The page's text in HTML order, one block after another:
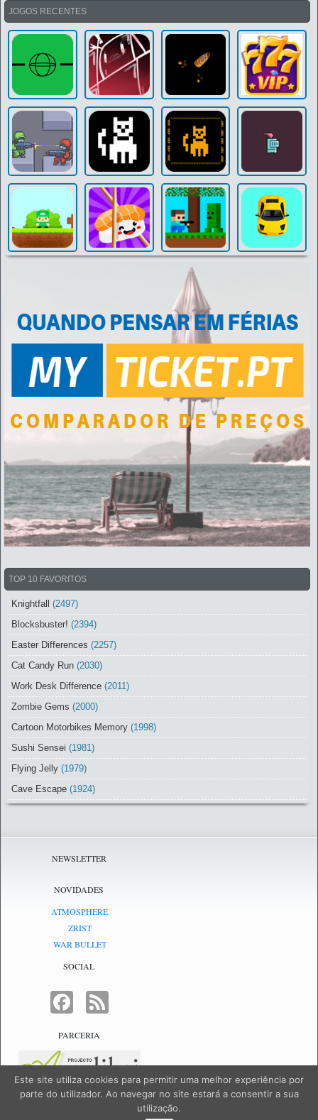
JOGOS RECENTES
TOP 10 FAVORITOS
Knightfall (2497)
Blocksbuster! (2394)
Easter Differences (2257)
Cat Candy Run (2030)
Work Desk Difference (2011)
Zombie Gems (2000)
Cartoon Motorbikes Memory (1998)
Sushi Sensei (1981)
Flying Jelly (1979)
Cave Escape (1924)
NEWSLETTER
NOVIDADES
ATMOSPHERE
ZRIST
WAR BULLET
SOCIAL
FACEBOOK
PARCERIA
NetJogos - powered byNetJogos
Este site utiliza cookies para permitir uma melhor experiência por
parte do utilizador. Ao navegar no site estará a consentir a sua
utilização.